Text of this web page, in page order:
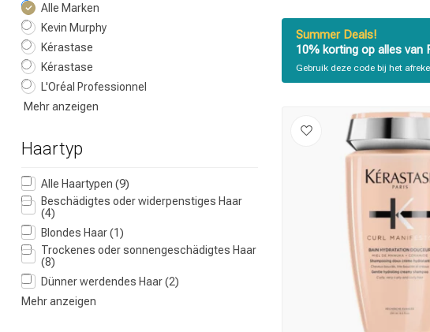
Nach welcher
Alle Marken
Kevin Murphy
Kérastase
Kérastase
L'Oréal Professionnel
Mehr anzeigen
Haartyp
Alle Haartypen (9)
Beschädigtes oder widerpenstiges Haar
(4)
Blondes Haar(1)
Trockenes oder sonnengeschädigtes Haar
(8)
Dünner werdendes Haar(2)
Mehr anzeigen
Summer Deals!
10% korting op alles van
Gebruik deze code bij het